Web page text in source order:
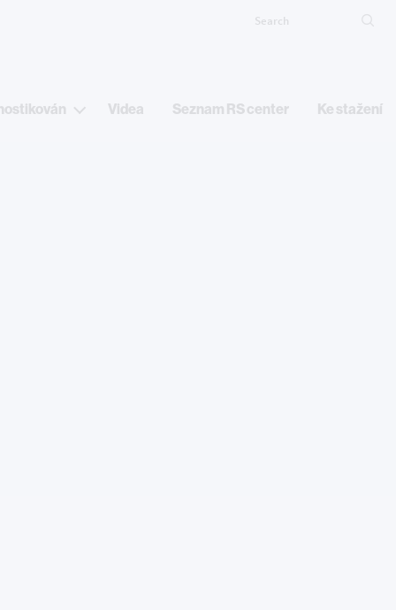
Search
Videa Seznam RS center Ke stažení